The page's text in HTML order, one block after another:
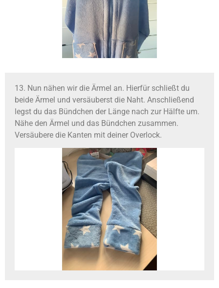
13. Nun nähen wir die Ärmel an. Hierfür schließt du
beide Ärmel und versäuberst die Naht. Anschließend
legst du das Bündchen der Länge nach zur Hälfte um.
Nähe den Ärmel und das Bündchen zusammen.
Versäubere die Kanten mit deiner Overlock.